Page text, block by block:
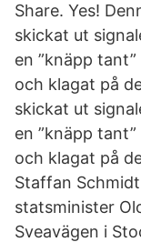
Share. Yes!
skickat ut
en ”knäpp
och klagat på
skickat ut
en ”knäpp
och klagat på
Staffan
statsminister
Sveavägen i